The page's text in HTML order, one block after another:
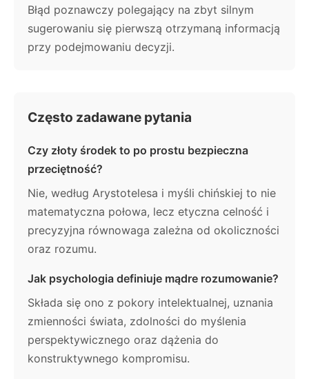
Błąd poznawczy polegający na zbyt silnym
sugerowaniu się pierwszą otrzymaną informacją
przy podejmowaniu decyzji.
Często zadawane pytania
Czy złoty środek to po prostu bezpieczna
przeciętność?
Nie, według Arystotelesa i myśli chińskiej to nie
matematyczna połowa, lecz etyczna celność i
precyzyjna równowaga zależna od okoliczności
oraz rozumu.
Jak psychologia definiuje mądre rozumowanie?
Składa się ono z pokory intelektualnej, uznania
zmienności świata, zdolności do myślenia
perspektywicznego oraz dążenia do
konstruktywnego kompromisu.